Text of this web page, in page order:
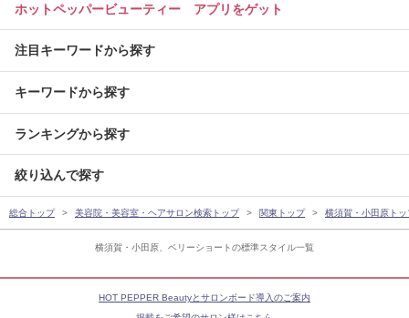
横須賀・小田原、ベリーショートの標準スタイル一覧
ホットペッパービューティー アプリをゲット
注目キーワードから探す
キーワードから探す
ランキングから探す
絞り込んで探す
総合トップ 美容院・美容室・ヘアサロン検索トップ 関東トップ 横須賀・小田原トッ
HOT PEPPER Beautyとサロンボード導入のご案内